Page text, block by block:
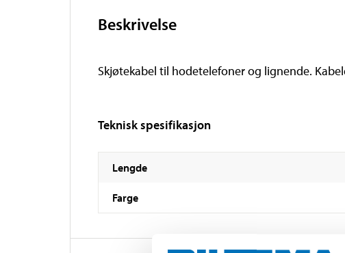
Beskrivelse
Skjøtekabel til hodetelefoner og lignende.
Teknisk spesifikasjon
Lengde
Farge